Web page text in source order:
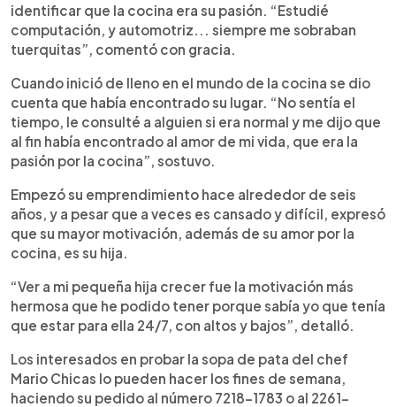
identificar que la cocina era su pasión. “Estudié
computación, y automotriz... siempre me sobraban
tuerquitas”, comentó con gracia.
Cuando inició de lleno en el mundo de la cocina se dio
cuenta que había encontrado su lugar. “No sentía el
tiempo, le consulté a alguien si era normal y me dijo que
al fin había encontrado al amor de mi vida, que era la
pasión por la cocina”, sostuvo.
Empezó su emprendimiento hace alrededor de seis
años, y a pesar que a veces es cansado y difícil, expresó
que su mayor motivación, además de su amor por la
cocina, es su hija.
“Ver a mi pequeña hija crecer fue la motivación más
hermosa que he podido tener porque sabía yo que tenía
que estar para ella 24/7, con altos y bajos”, detalló.
Los interesados en probar la sopa de pata del chef
Mario Chicas lo pueden hacer los fines de semana,
haciendo su pedido al número 7218-1783 o al 2261-